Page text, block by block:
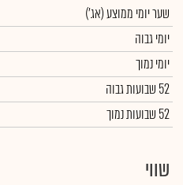
שער יומי ממוצע(אג')
יומי גבוה
יומי נמוך
52 שבועות גבוה
52 שבועות נמוך
שווי